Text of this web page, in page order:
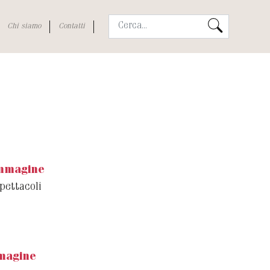
Chi siamo Contatti